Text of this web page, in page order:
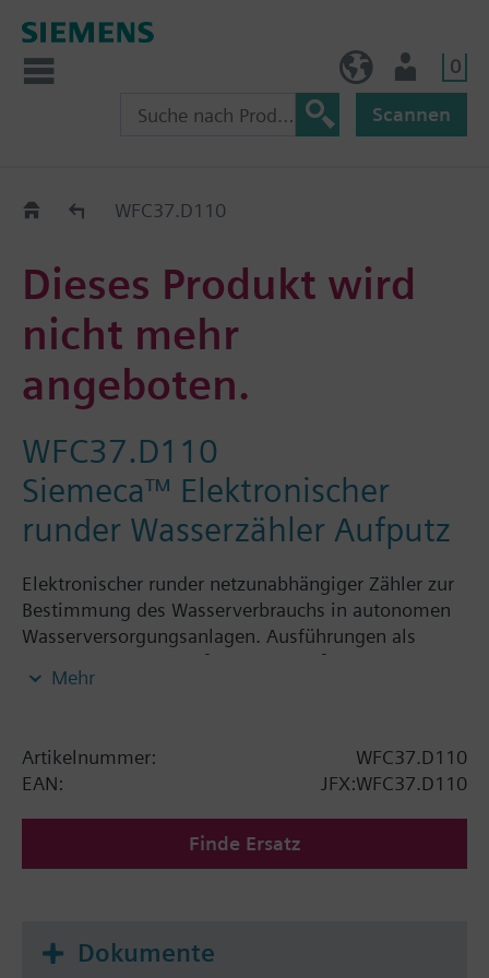
0
Scannen
Austauschhilfe
WFC37.D110
Dieses Produkt wird
nicht mehr
angeboten.
WFC37.D110
Siemeca™ Elektronischer
runder Wasserzähler Aufputz
Elektronischer runder netzunabhängiger Zähler zur
Bestimmung des Wasserverbrauchs in autonomen
Wasserversorgungsanlagen. Ausführungen als
Einstrahlzähler 1,5 m³/h und 2,5 m³/h.
Der elektronische Siemeca™ Wasserzähler ist eine
parametriert werden.
Der Wasserzähler hat eine rollierende Anzeige;
diese umfasst folgende Werte und Grössen:
Kumulierter Wasserverbrauch seit
Inbetriebnahme des Wasserzählers
Mit Hilfe der Siemeca™ Parametriertools lassen sich
Mehr
Artikelnummer:
WFC37.D110
EAN:
JFX:WFC37.D110
Finde Ersatz
Dokumente